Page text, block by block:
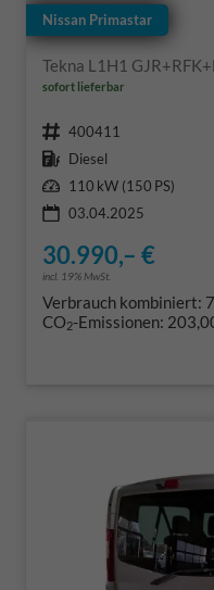
Nissan Primastar
Tekna L1H1
sofort lieferbar
Fahrzeugnr. 400411
Kraftstoff Diesel
Leistung 110 kW (150 PS)
03.04.2025
30.990,– €
incl. 19% MwSt.
Verbrauch kombiniert:
CO2-Emissionen: